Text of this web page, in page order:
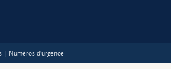
| Numéros d'urgence